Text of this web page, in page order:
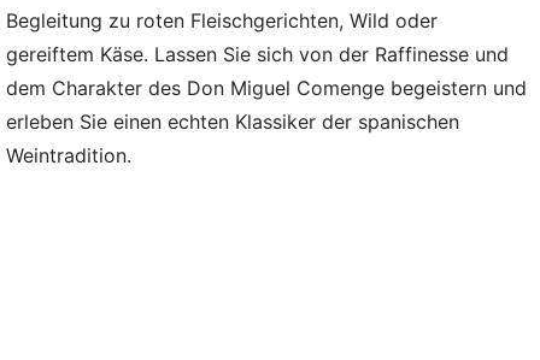
Begleitung zu roten Fleischgerichten, Wild oder
gereiftem Käse. Lassen Sie sich von der Raffinesse und
dem Charakter des Don Miguel Comenge begeistern und
erleben Sie einen echten Klassiker der spanischen
Weintradition.